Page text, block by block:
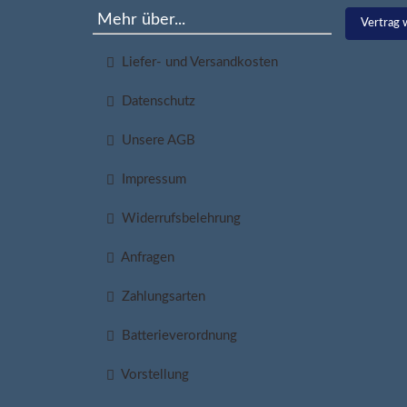
Mehr über...
Liefer- und Versandkosten
Datenschutz
Unsere AGB
Impressum
Widerrufsbelehrung
Anfragen
Zahlungsarten
Batterieverordnung
Vorstellung
Vertrag